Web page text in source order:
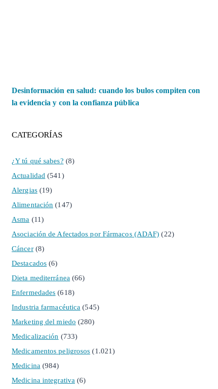
Desinformación en salud: cuando los bulos compiten con
la evidencia y con la confianza pública
CATEGORÍAS
¿Y tú qué sabes? (8)
Actualidad (541)
Alergias(19)
Alimentación (147)
Asma (11)
Asociación de Afectados por Fármacos (ADAF) (22)
Cáncer(8)
Destacados (6)
Dieta mediterránea (66)
Enfermedades (618)
Industria farmacéutica (545)
Marketing del miedo (280)
Medicalización (733)
Medicamentos peligrosos (1.021)
Medicina (984)
Medicina integrativa (6)